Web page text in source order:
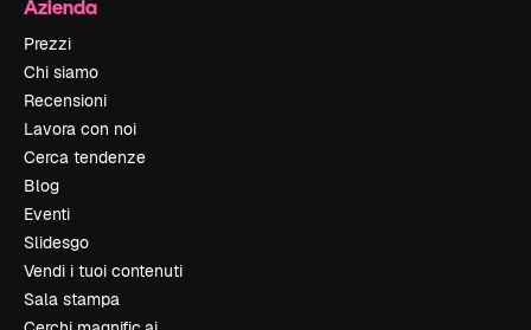
Azienda
Prezzi
Chi siamo
Recensioni
Lavora con noi
Cerca tendenze
Blog
Eventi
Slidesgo
Vendi i tuoi contenuti
Sala stampa